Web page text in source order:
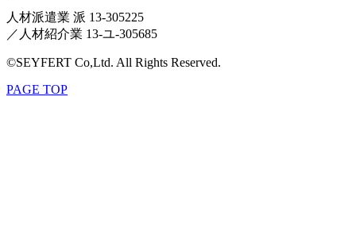
人材派遣業 派 13-305225
／ 人材紹介業 13-ユ-305685
©SEYFERT Co,Ltd. All Rights Reserved.
PAGE TOP